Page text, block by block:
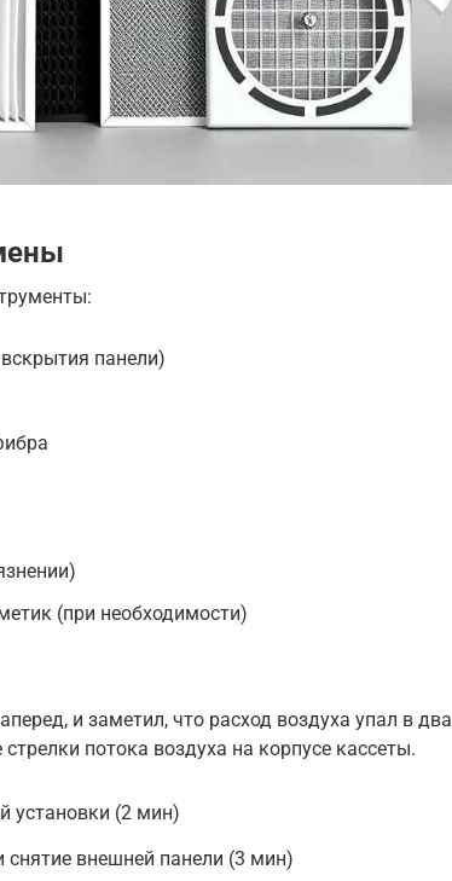
панели)
(при необходимости)
и заметил, что расход воздуха упал в два
потока воздуха на корпусе кассеты.
установки (2 мин)
внешней панели (3 мин)